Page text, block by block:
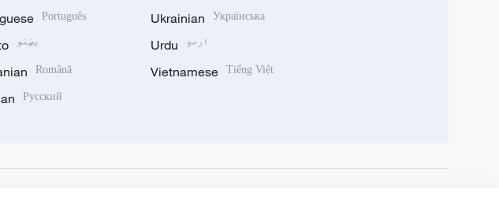
Português
پښتو
Română
Русский
Ukrainian Українська
Urdu اردو
Vietnamese Tiếng Việt